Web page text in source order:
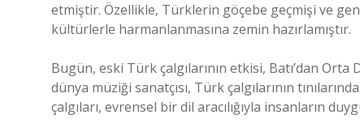
etmiştir. Özellikle, Türklerin göçebe geçmişi ve
kültürlerle harmanlanmasına zemin hazırlamıştır.
Bugün, eski Türk çalgılarının etkisi, Batı’dan
dünya müziği sanatçısı, Türk çalgılarının
çalgıları, evrensel bir dil aracılığıyla insanların